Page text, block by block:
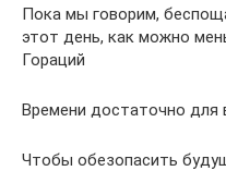
Пока мы говорим,
этот день, как можно
Гораций
Времени достаточно для
Чтобы обезопасить